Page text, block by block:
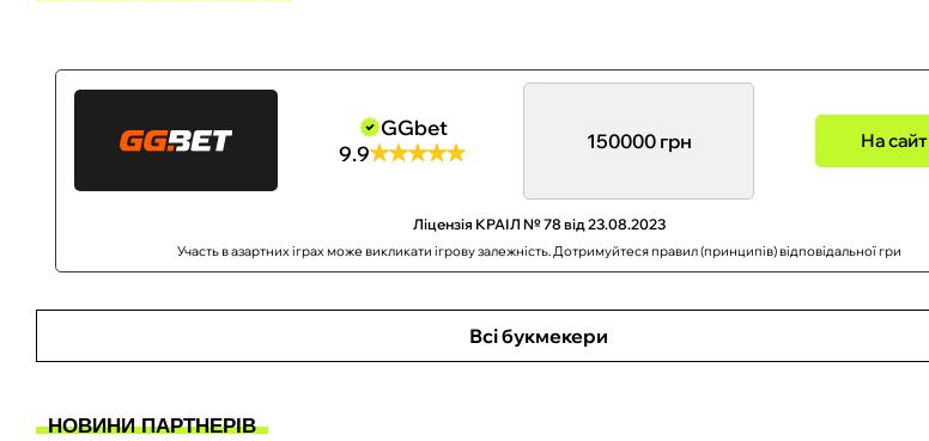
GGbet
9.9
150000 грн На сайт
Ліцензія КРАІЛ № 78 від 23.08.2023
Участь в азартних іграх може викликати ігрову залежність. Дотримуйтеся правил (принципів) відповідальної гри
Всі букмекери